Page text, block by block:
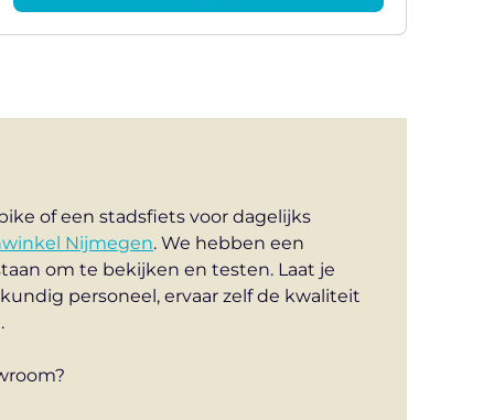
of een stadsfiets voor dagelijks
Nijmegen. We hebben een
om te bekijken en testen. Laat je
personeel, ervaar zelf de kwaliteit